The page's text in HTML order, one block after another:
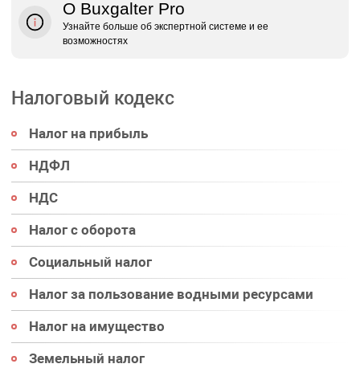
О Buxgalter Pro
Узнайте больше об экспертной системе и ее
возможностях
Налоговый кодекс
Налог на прибыль
НДФЛ
НДС
Налог с оборота
Социальный налог
Налог за пользование водными ресурсами
Налог на имущество
Земельный налог